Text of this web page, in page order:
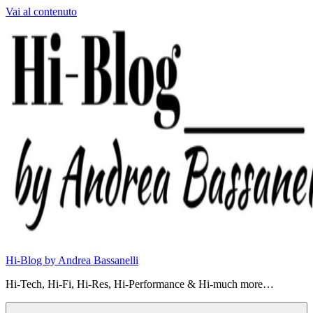
Vai al contenuto
Hi-Blog by Andrea Bassanelli
Hi-Tech, Hi-Fi, Hi-Res, Hi-Performance & Hi-much more…